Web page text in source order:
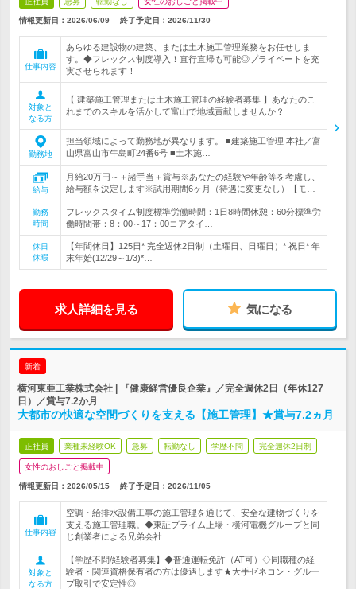
情報更新日：2026/06/09 終了予定日： 2026/11/30
仕事内容
あらゆる建設物の建築、または土木施工管理業務をお任せしま
す。◆フレックス制度導入！直行直帰も可能◎プライベートを充
実させられます！
対象と
なる方
【 建築施工管理または土木施工管理の経験者募集 】あなたのこ
れまでのスキルを活かして富山で地域貢献しませんか？
勤務地
担当領域によって勤務地が異なります。 ■建築施工管理 本社／富
山県富山市牛島町24番6号 ■土木施…
給与
月給20万円～＋諸手当＋賞与※あなたの経験や年齢等を考慮し、
給与額を決定します※試用期間6ヶ月（待遇に変更なし）【モ…
勤務
時間
フレックスタイム制度標準労働時間：1日8時間休憩：60分標準労
働時間帯：8：00～17：00コアタイ…
休日
休暇
【年間休日】125日* 完全週休2日制（土曜日、日曜日）* 祝日* 年
末年始(12/29～1/3)*…
求人詳細を見る 気になる
新着
横河東亜工業株式会社 | 『健康経営優良企業』／完全週休2日（年休127
日）／賞与7.2か月
大都市の快適な空間づくりを支える【施工管理】★賞与7.2ヵ月
正社員 業種未経験OK 急募 転勤なし 学歴不問 完全週休2日制
女性のおしごと掲載中
情報更新日：2026/05/15 終了予定日： 2026/11/05
仕事内容
空調・給排水設備工事の施工管理を通じて、安全な建物づくりを
支える施工管理職。◆東証プライム上場・横河電機グループと同
じ創業者による兄弟会社
対象と
なる方
【学歴不問/経験者募集】◆普通運転免許（AT可）◇同職種の経
験者・関連資格保有者の方は優遇します★大手ゼネコン・グルー
プ取引で安定性◎